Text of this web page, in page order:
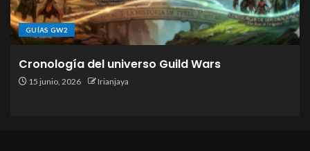
GUÍAS GW2
Cronología del universo Guild Wars
15 junio, 2026 Irianjaya